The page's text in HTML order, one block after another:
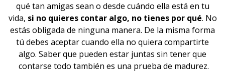
qué tan amigas sean o desde cuándo ella está en tu
vida, si no quieres contar algo, no tienes por qué. No
estás obligada de ninguna manera. De la misma forma
tú debes aceptar cuando ella no quiera compartirte
algo. Saber que pueden estar juntas sin tener que
contarse todo también es una prueba de madurez.